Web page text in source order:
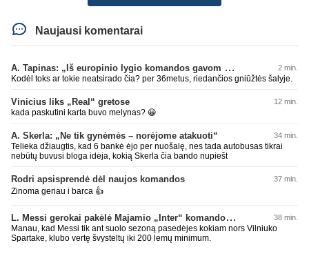
Naujausi komentarai
A. Tapinas: „Iš europinio lygio komandos gavom gerų pamokų“ 2 min.
Kodėl toks ar tokie neatsirado čia? per 36metus, riedančios gniūžtės šalyje.
Vinicius liks „Real“ gretose 12 min.
kada paskutini karta buvo melynas? 😀
A. Skerla: „Ne tik gynėmės – norėjome atakuoti“ 34 min.
Telieka džiaugtis, kad 6 bankė ėjo per nuošalę, nes tada autobusas tikrai
nebūtų buvusi bloga idėja, kokią Skerla čia bando nupiešt
Rodri apsisprendė dėl naujos komandos 37 min.
Zinoma geriau i barca 👍
L. Messi gerokai pakėlė Majamio „Inter“ komandos vertę 38 min.
Manau, kad Messi tik ant suolo sezoną pasedėjes kokiam nors Vilniuko
Spartake, klubo vertę švysteltų iki 200 lemų minimum.